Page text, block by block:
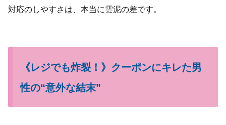
対応のしやすさは、本当に雲泥の差です。
《レジでも炸裂！》クーポンにキレた男
性の“意外な結末”